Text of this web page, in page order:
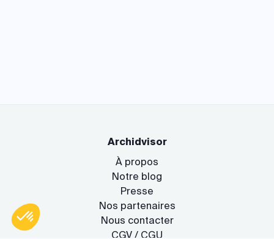
Archidvisor
À propos
Notre blog
Presse
Nos partenaires
Nous contacter
CGV / CGU